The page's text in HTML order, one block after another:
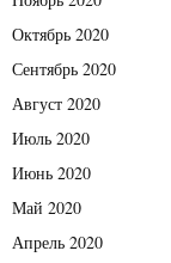
Октябрь 2020
Сентябрь 2020
Август 2020
Июль 2020
Июнь 2020
Май 2020
Апрель 2020